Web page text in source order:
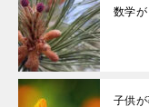
数学
子供